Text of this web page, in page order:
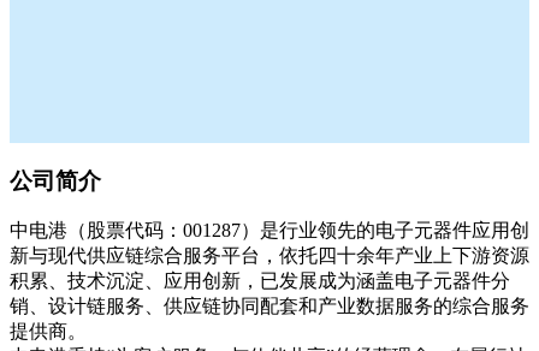
公司简介
中电港（股票代码：001287）是行业领先的电子元器件应用创
新与现代供应链综合服务平台，依托四十余年产业上下游资源
积累、技术沉淀、应用创新，已发展成为涵盖电子元器件分
销、设计链服务、供应链协同配套和产业数据服务的综合服务
提供商。